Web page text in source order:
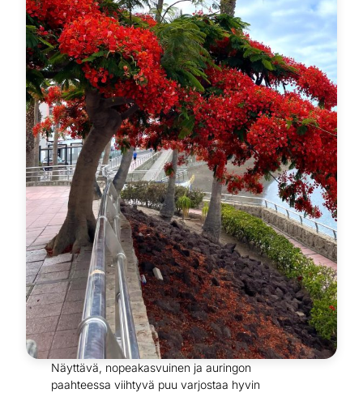
Näyttävä, nopeakasvuinen ja auringon
paahteessa viihtyvä puu varjostaa hyvin